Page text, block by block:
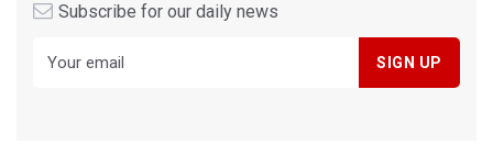
Subscribe for our daily news